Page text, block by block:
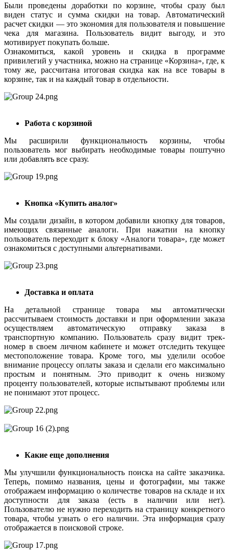
Были проведены доработки по корзине, чтобы сразу был
виден статус и сумма скидки на товар. Автоматический
расчет скидки — это экономия для пользователя и повышение
чека для магазина. Пользователь видит выгоду, и это
мотивирует покупать больше.
Ознакомиться, какой уровень и скидка в программе
привилегий у участника, можно на странице «Корзина», где, к
тому же, рассчитана итоговая скидка как на все товары в
корзине, так и на каждый товар в отдельности.
Работа с корзиной
Мы расширили функциональность корзины, чтобы
пользователь мог выбирать необходимые товары поштучно
или добавлять все сразу.
Кнопка «Купить аналог»
Мы создали дизайн, в котором добавили кнопку для товаров,
имеющих связанные аналоги. При нажатии на кнопку
пользователь переходит к блоку «Аналоги товара», где может
ознакомиться с доступными альтернативами.
Доставка и оплата
На детальной странице товара мы автоматически
рассчитываем стоимость доставки и при оформлении заказа
осуществляем автоматическую отправку заказа в
транспортную компанию. Пользователь сразу видит трек-
номер в своем личном кабинете и может отследить текущее
местоположение товара. Кроме того, мы уделили особое
внимание процессу оплаты заказа и сделали его максимально
простым и понятным. Это приводит к очень низкому
проценту пользователей, которые испытывают проблемы или
не понимают этот процесс.
Какие еще дополнения
Мы улучшили функциональность поиска на сайте заказчика.
Теперь, помимо названия, цены и фотографии, мы также
отображаем информацию о количестве товаров на складе и их
доступности для заказа (есть в наличии или нет).
Пользователю не нужно переходить на страницу конкретного
товара, чтобы узнать о его наличии. Эта информация сразу
отображается в поисковой строке.